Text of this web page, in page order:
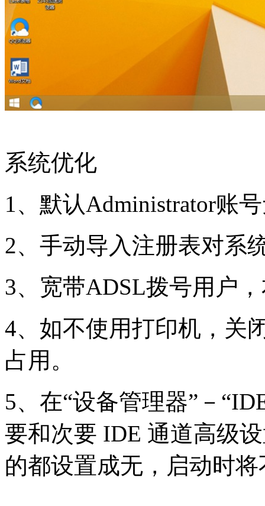
系统优化
1、默认Administrator账
2、手动导入注册表对系
3、宽带ADSL拨号用户
4、如不使用打印机，关
占用。
5、在“设备管理器”－
要和次要 IDE 通道高级
的都设置成无，启动时